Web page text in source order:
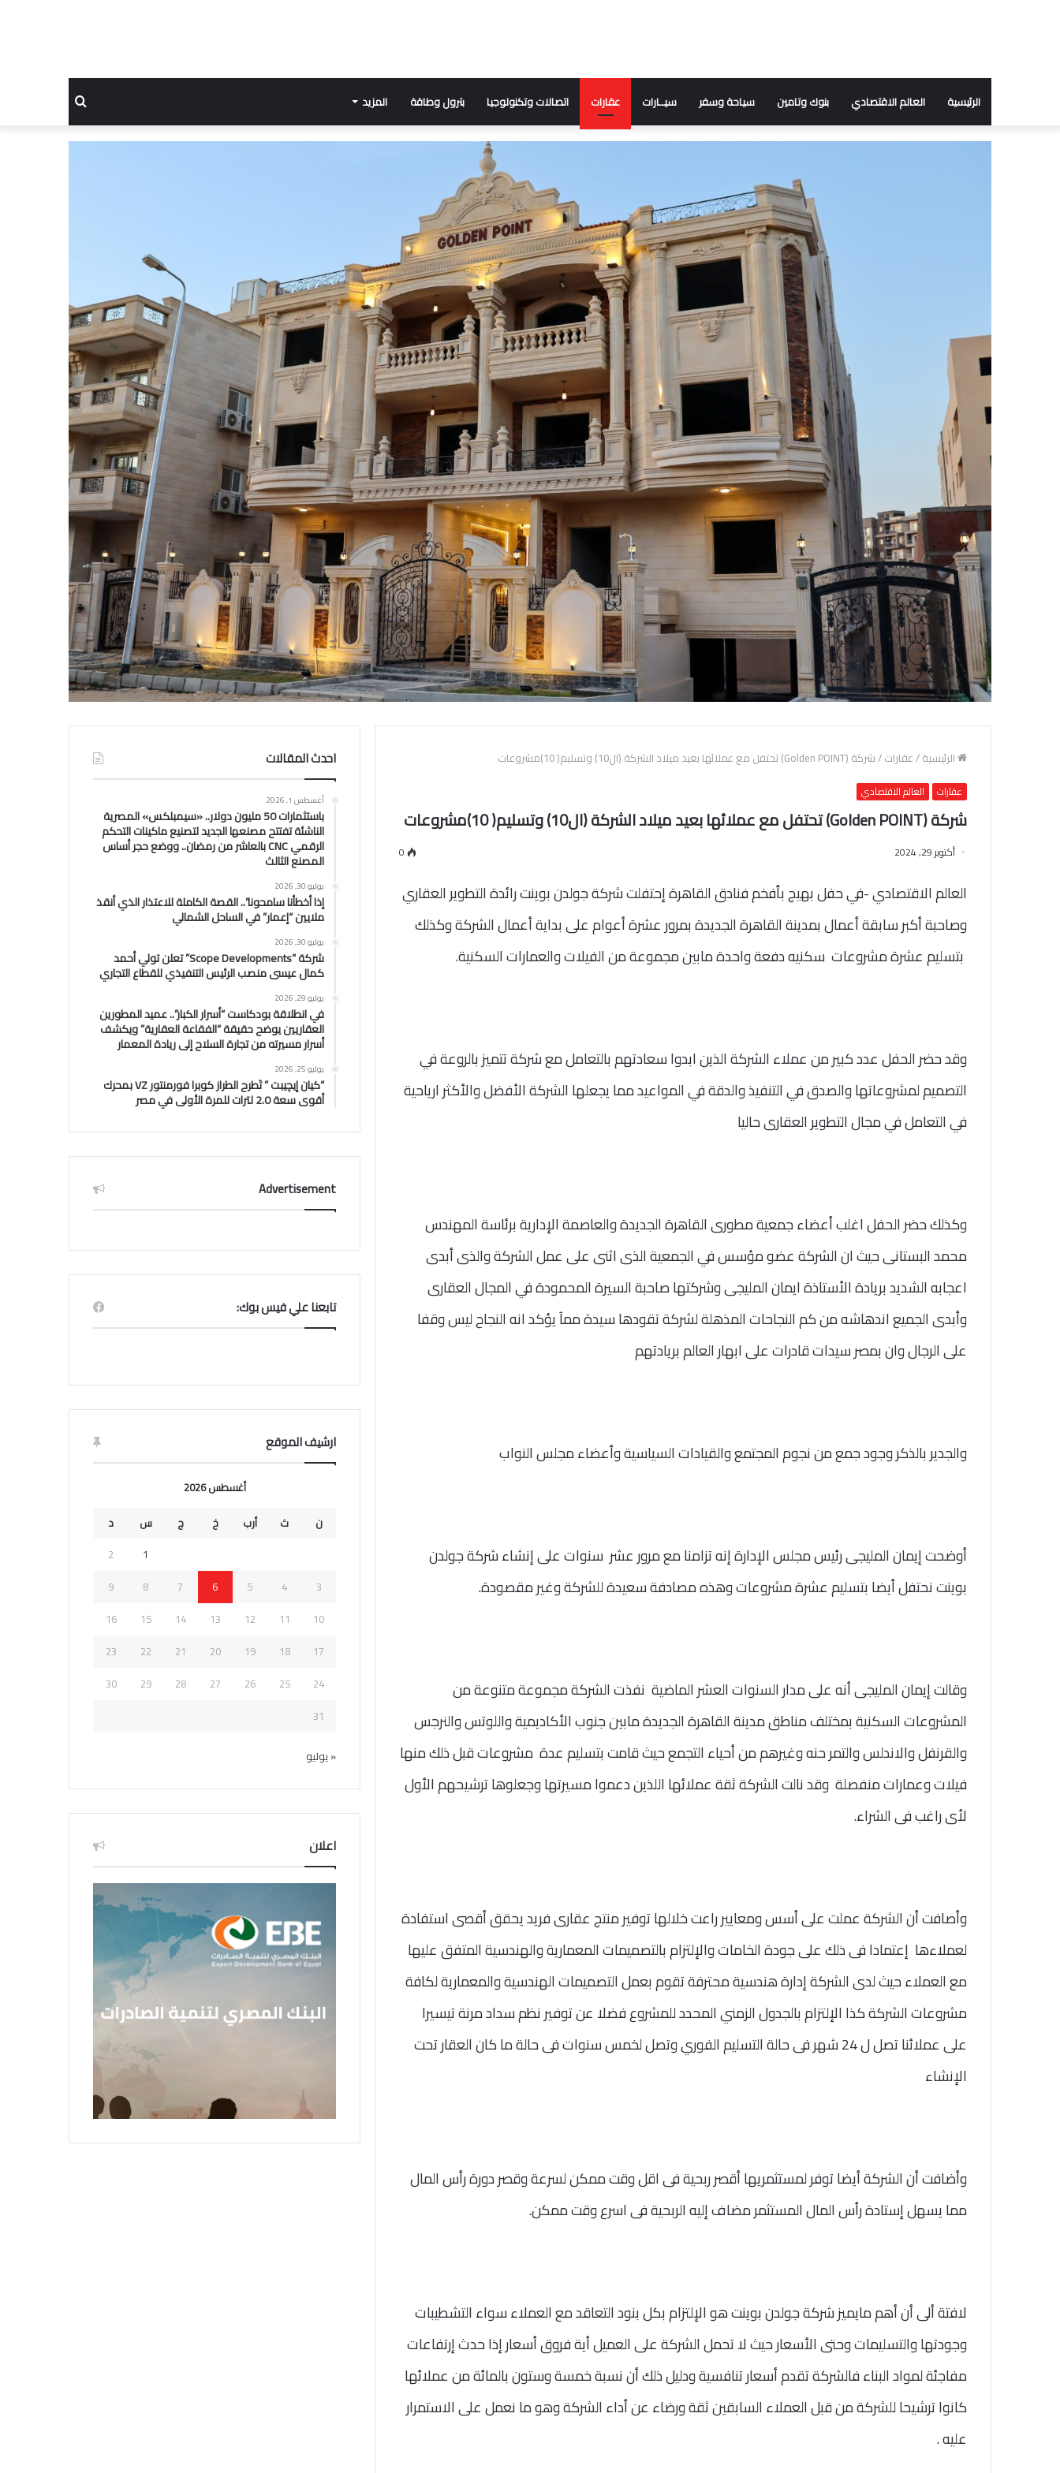
الرئيسية العالم الاقتصادي بنوك وتامين سياحة وسفر سيــارات عقارات اتصالات وتكنولوجيا بترول وطاقة المزيد
عن
الرئيسية/عقارات/شركة (Golden POINT) تحتفل مع عملائها بعيد ميلاد الشركة (ال10) وتسليم( 10)مشروعات
عقارات العالم الاقتصادي
شركة (Golden POINT) تحتفل مع عملائها بعيد ميلاد الشركة (ال10) وتسليم( 10)مشروعات
أكتوبر 29, 2024 0
العالم الاقتصادي -في حفل بهيج بأفخم فنادق القاهرة إحتفلت شركة جولدن بوينت رائدة التطوير العقاري
وصاحبة أكبر سابقة أعمال بمدينة القاهرة الجديدة بمرور عشرة أعوام على بداية أعمال الشركة وكذلك
بتسليم عشرة مشروعات سكنيه دفعة واحدة مابين مجموعة من الفيلات والعمارات السكنية.
وقد حضر الحفل عدد كبير من عملاء الشركة الذين ابدوا سعادتهم بالتعامل مع شركة تتميز بالروعة في
التصميم لمشروعاتها والصدق في التنفيذ والدقة في المواعيد مما يجعلها الشركة الأفضل والأكثر ارياحية
في التعامل في مجال التطوير العقارى حاليا
وكذلك حضر الحفل اغلب أعضاء جمعية مطورى القاهرة الجديدة والعاصمة الإدارية برئاسة المهندس
محمد البستانى حيث ان الشركة عضو مؤسس في الجمعية الذى اثنى على عمل الشركة والذى أبدى
اعجابه الشديد بريادة الأستاذة ايمان المليجى وشركتها صاحبة السيرة المحمودة في المجال العقارى
وأبدى الجميع اندهاشه من كم النجاحات المذهلة لشركة تقودها سيدة ممآ يؤكد انه النجاح ليس وقفا
على الرجال وان بمصر سيدات قادرات على ابهار العالم بريادتهم
والجدير بالذكر وجود جمع من نجوم المجتمع والقيادات السياسية وأعضاء مجلس النواب
أوضحت إيمان المليجى رئيس مجلس الإدارة إنه تزامنا مع مرور عشر سنوات على إنشاء شركة جولدن
بوينت نحتفل أيضا بتسليم عشرة مشروعات وهذه مصادفة سعيدة للشركة وغير مقصودة.
وقالت إيمان المليجى أنه على مدار السنوات العشر الماضية نفذت الشركة مجموعة متنوعة من
المشروعات السكنية بمختلف مناطق مدينة القاهرة الجديدة مابين جنوب الأكاديمية واللوتس والنرجس
والقرنفل والاندلس والتمر حنه وغيرهم من أحياء التجمع حيث قامت بتسليم عدة مشروعات قبل ذلك منها
فيلات وعمارات منفصلة وقد نالت الشركة ثقة عملائها اللذين دعموا مسيرتها وجعلوها ترشيحهم الأول
لأى راغب فى الشراء.
وأصافت أن الشركة عملت على أسس ومعايير راعت خلالها توفير منتج عقارى فريد يحقق أقصى استفادة
لعملاءها إعتمادا فى ذلك على جودة الخامات والإلتزام بالتصميمات المعمارية والهندسية المتفق عليها
مع العملاء حيث لدى الشركة إدارة هندسية محترفة تقوم بعمل التصميمات الهندسية والمعمارية لكافة
مشروعات الشركة كذا الإلتزام بالجدول الزمني المحدد للمشروع فضلا عن توفير نظم سداد مرنة تيسيرا
على عملائنا تصل ل 24 شهر فى حالة التسليم الفوري وتصل لخمس سنوات فى حالة ما كان العقار تحت
الإنشاء
وأضافت أن الشركة أيضا توفر لمستثمريها أقصر ربحية فى اقل وقت ممكن لسرعة وقصر دورة رأس المال
مما يسهل إستادة رأس المال المستثمر مضاف إليه الربحية فى اسرع وقت ممكن.
لافتة ألى أن أهم مايميز شركة جولدن بوينت هو الإلتزام بكل بنود التعاقد مع العملاء سواء التشطيبات
وجودتها والتسليمات وحتى الأسعار حيث لا تحمل الشركة على العميل أية فروق أسعار إذا حدث إرتفاعات
مفاجئة لمواد البناء فالشركة تقدم أسعار تنافسية ودليل ذلك أن نسبة خمسة وستون بالمائة من عملائها
كانوا ترشيحا للشركة من قبل العملاء السابقين ثقة ورضاء عن أداء الشركة وهو ما نعمل على الاستمرار
عليه .
احدث المقالات
أغسطس 1, 2026
باستثمارات 50 مليون دولار.. «سيمبلكس» المصرية
الناشئة تفتتح مصنعها الجديد لتصنيع ماكينات التحكم
الرقمي CNC بالعاشر من رمضان.. ووضع حجر أساس
المصنع الثالث
يوليو 30, 2026
إذا أخطأنا سامحونا”.. القصة الكاملة للاعتذار الذي أنقذ
ملايين “إعمار” في الساحل الشمالي
يوليو 30, 2026
شركة “Scope Developments” تعلن تولي أحمد
كمال عيسى منصب الرئيس التنفيذي للقطاع التجاري
يوليو 29, 2026
في انطلاقة بودكاست “أسرار الكبار”.. عميد المطورين
العقاريين يوضح حقيقة “الفقاعة العقارية” ويكشف
أسرار مسيرته من تجارة السلاح إلى ريادة المعمار
يوليو 25, 2026
“كيان إيچيبت ” تَطرح الطراز كوبرا فورمنتور VZ بمحرك
أقوى سعة 2.0 لترات للمرة الأولى في مصر
Advertisement
تابعنا علي فيس بوك:
ارشيف الموقع
أغسطس 2026
ن
ث أرب خ ج س
د
1
2
3
4
5
6
7
8
9
10
11
12
13
14
15
16
17
18
19
20
21
22
23
24
25
26
27
28
29
30
31
« يوليو
اعلان